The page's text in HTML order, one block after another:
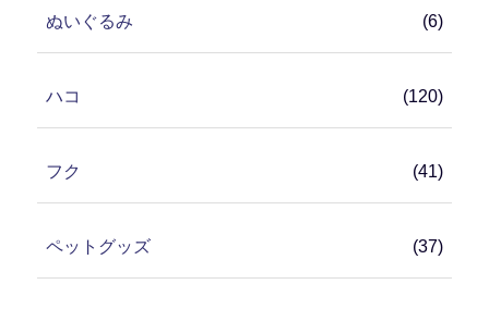
ぬいぐるみ (6)
ハコ (120)
フク (41)
ペットグッズ (37)